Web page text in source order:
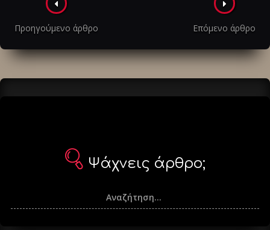
στα
άρθρα
Προηγούμενο άρθρο Επόμενο άρθρο
Ψάχνεις άρθρο;